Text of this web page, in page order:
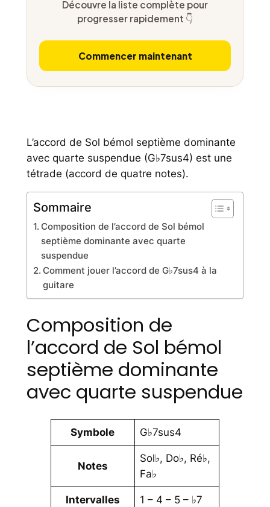
Découvre la liste complète pour
progresser rapidement 👇
Commencer maintenant
L’accord de Sol bémol septième dominante
avec quarte suspendue (G♭7sus4) est une
tétrade (accord de quatre notes).
Sommaire
Composition de l’accord de Sol bémol
septième dominante avec quarte
suspendue
Comment jouer l’accord de G♭7sus4 à la
guitare
Composition de
l’accord de Sol bémol
septième dominante
avec quarte suspendue
Symbole G♭7sus4
Notes
Sol♭, Do♭, Ré♭,
Fa♭
Intervalles 1 – 4 – 5 – ♭7